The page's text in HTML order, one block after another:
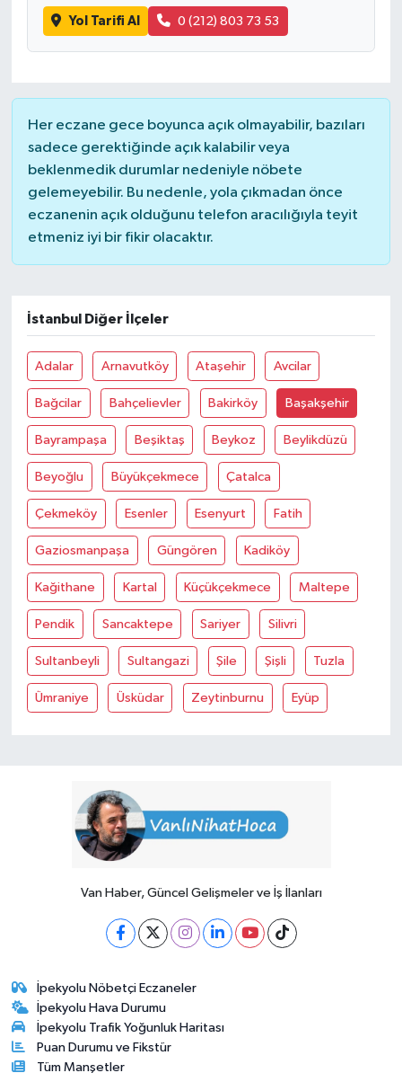
Yol Tarifi Al 0 (212) 803 73 53
Her eczane gece boyunca açık olmayabilir, bazıları
sadece gerektiğinde açık kalabilir veya
beklenmedik durumlar nedeniyle nöbete
gelemeyebilir. Bu nedenle, yola çıkmadan önce
eczanenin açık olduğunu telefon aracılığıyla teyit
etmeniz iyi bir fikir olacaktır.
İstanbul Diğer İlçeler
Adalar Arnavutköy Ataşehir Avcilar
Bağcilar Bahçelievler Bakirköy Başakşehir
Bayrampaşa Beşiktaş Beykoz Beylikdüzü
Beyoğlu Büyükçekmece Çatalca
Çekmeköy Esenler Esenyurt Fatih
Gaziosmanpaşa Güngören Kadiköy
Kağithane Kartal Küçükçekmece Maltepe
Pendik Sancaktepe Sariyer Silivri
Sultanbeyli Sultangazi Şile Şişli Tuzla
Ümraniye Üsküdar Zeytinburnu Eyüp
Van Haber, Güncel Gelişmeler ve İş İlanları
İpekyolu Nöbetçi Eczaneler
İpekyolu Hava Durumu
İpekyolu Trafik Yoğunluk Haritası
Puan Durumu ve Fikstür
Tüm Manşetler